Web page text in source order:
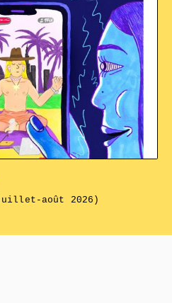
août 2026)